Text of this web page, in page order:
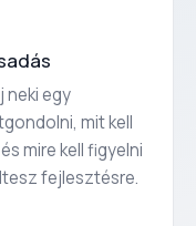
neki egy
mit kell
mire kell figyelni
fejlesztésre.